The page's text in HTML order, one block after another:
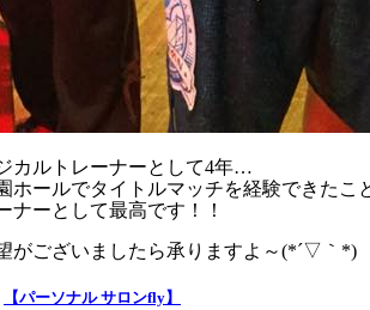
カルトレーナーとして4年…
ホールでタイトルマッチを経験できたこ
ナーとして最高です！！
がございましたら承りますよ～(*´▽｀*)
【パーソナル サロンfly】